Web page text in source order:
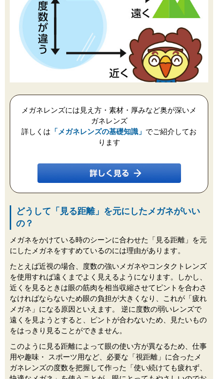
メガネレンズには見え方・素材・厚みなど奥が深いメ
ガネレンズ
詳しくは 「メガネレンズの基礎知識」 でご紹介してお
ります
どうして「見る距離」を元にしたメガネがいい
の？
メガネをかけている時のシーンに合わせた「見る距離」を元
にしたメガネをすすめているのには理由があります。
たとえば近視の場合、度数の強いメガネやコンタクトレンズ
を使用すれば遠くまでよく見えるようになります。しかし、
近くを見るときは眼の筋肉を相当収縮させてピントを合わさ
なければならないため眼の負担が大きくなり、これが「疲れ
メガネ」になる原因といえます。 逆に度数の弱いレンズで
遠くを見ようとすると、ピントが合わないため、見たいもの
をはっきり見ることができません。
このように見る距離によって眼の使い方が異なるため、仕事
用や趣味・ スポーツ用など、必要な「視距離」に合ったメ
ガネレンズの度数を把握して作った「使い続けても疲れず、